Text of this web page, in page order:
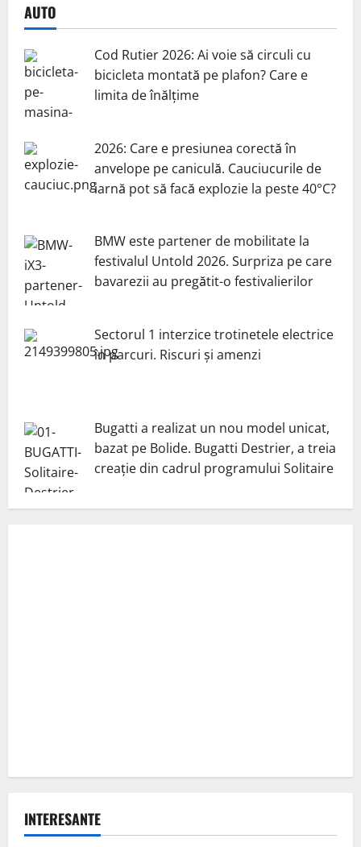
AUTO
Cod Rutier 2026: Ai voie să circuli cu
bicicleta montată pe plafon? Care e
limita de înălțime
2026: Care e presiunea corectă în
anvelope pe caniculă. Cauciucurile de
iarnă pot să facă explozie la peste 40°C?
BMW este partener de mobilitate la
festivalul Untold 2026. Surpriza pe care
bavarezii au pregătit-o festivalierilor
Sectorul 1 interzice trotinetele electrice
în parcuri. Riscuri și amenzi
Bugatti a realizat un nou model unicat,
bazat pe Bolide. Bugatti Destrier, a treia
creație din cadrul programului Solitaire
INTERESANTE